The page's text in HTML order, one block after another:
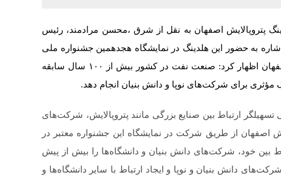
پتروپالایش اصفهان به نقل از شرق ،محسن مرادمند، رئیس
به حضور این هلدینگ در نمایشگاه هجدهمین جشنواره ملی
فن آفرینی شیخ بهایی در شهرک علمی و تحقیقاتی اصفهان اظهار کرد: صنعت نفت در کشور بیش از ۱۰۰ سال سابقه
برای شرکت‌های نوپا و دانش بنیان انجام دهد.
ارتباط بین صنایع بزرگی مانند پتروپالایش، شرکت‌های
اصفهان از طریق شرکت در نمایشگاه این جشنواره معتبر در
بین خود، شرکت‌های دانش بنیان و دانشگاه‌ها را بیش از پیش
دانش بنیان و نوپا و ایجاد ارتباط با سایر دانشگاه‌ها و